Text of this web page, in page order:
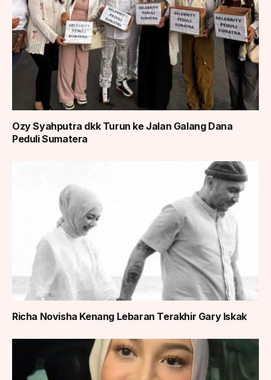
Ozy Syahputra dkk Turun ke Jalan Galang Dana
Peduli Sumatera
Richa Novisha Kenang Lebaran Terakhir Gary Iskak